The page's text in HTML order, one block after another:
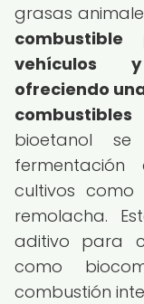
grasas
vehículos
ofreciendo
combustibles
bioetanol
cultivos
remolacha.
aditivo para
como
combustión